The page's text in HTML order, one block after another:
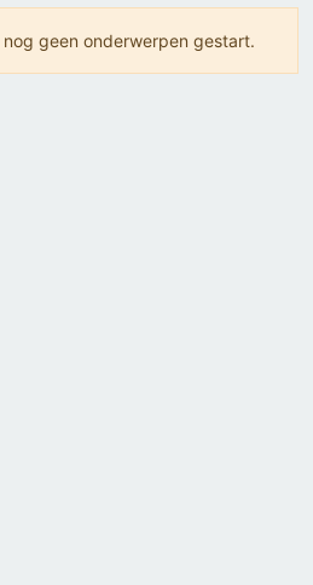
geen onderwerpen gestart.